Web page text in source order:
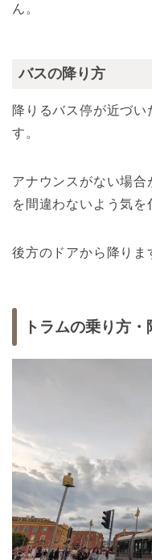
ん。
バスの降り方
降りるバス停が近づ
す。
アナウンスがない場
を間違わないよう気を
後方のドアから降りま
トラムの乗り方